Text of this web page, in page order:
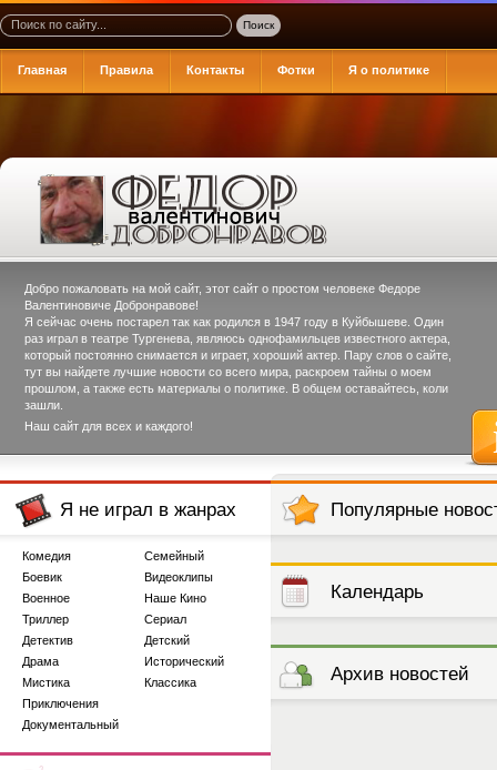
Главная Правила Контакты Фотки Я о политике
Добро пожаловать на мой сайт, этот сайт о простом человеке Федоре
Валентиновиче Добронравове!
Я сейчас очень постарел так как родился в 1947 году в Куйбышеве. Один
раз играл в театре Тургенева, являюсь однофамильцев известного актера,
который постоянно снимается и играет, хороший актер. Пару слов о сайте,
тут вы найдете лучшие новости со всего мира, раскроем тайны о моем
прошлом, а также есть материалы о политике. В общем оставайтесь, коли
зашли.
Наш сайт для всех и каждого!
Я не играл в жанрах
Комедия
Боевик
Военное
Триллер
Детектив
Драма
Мистика
Приключения
Документальный
Семейный
Видеоклипы
Наше Кино
Сериал
Детский
Исторический
Классика
Популярные
Календарь
выступлений
Архив новостей